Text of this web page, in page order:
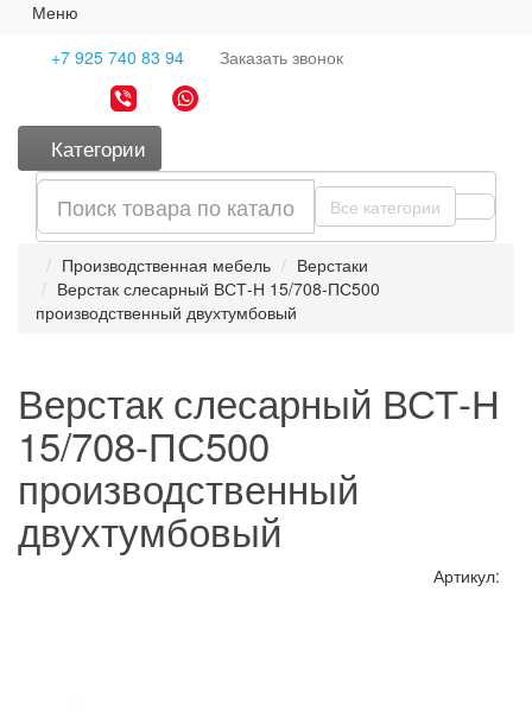
Меню
+7 925 740 83 94
Заказать звонок
Категории
Все категории
Производственная мебель
Верстаки
Верстак слесарный ВСТ-Н 15/708-ПС500
производственный двухтумбовый
Верстак слесарный ВСТ-Н
15/708-ПС500
производственный
двухтумбовый
Артикул: